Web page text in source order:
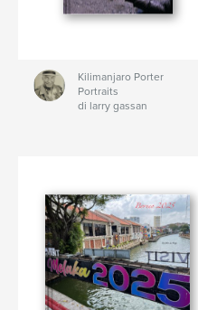
Kilimanjaro Porter
Portraits
di larry gassan